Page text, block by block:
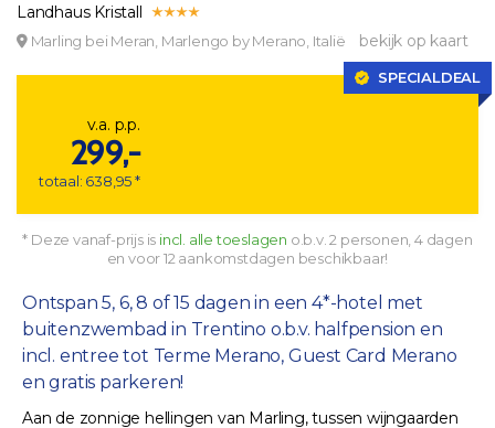
Landhaus Kristall
Marling bei Meran, Marlengo by Merano, Italië bekijk op kaart
SPECIALDEAL
v.a. p.p.
299,-
totaal: 638,95 *
* Deze vanaf-prijs is incl. alle toeslagen o.b.v. 2 personen, 4 dagen
en voor 12 aankomstdagen beschikbaar!
Ontspan 5, 6, 8 of 15 dagen in een 4*-hotel met
buitenzwembad in Trentino o.b.v. halfpension en
incl. entree tot Terme Merano, Guest Card Merano
en gratis parkeren!
Aan de zonnige hellingen van Marling, tussen wijngaarden